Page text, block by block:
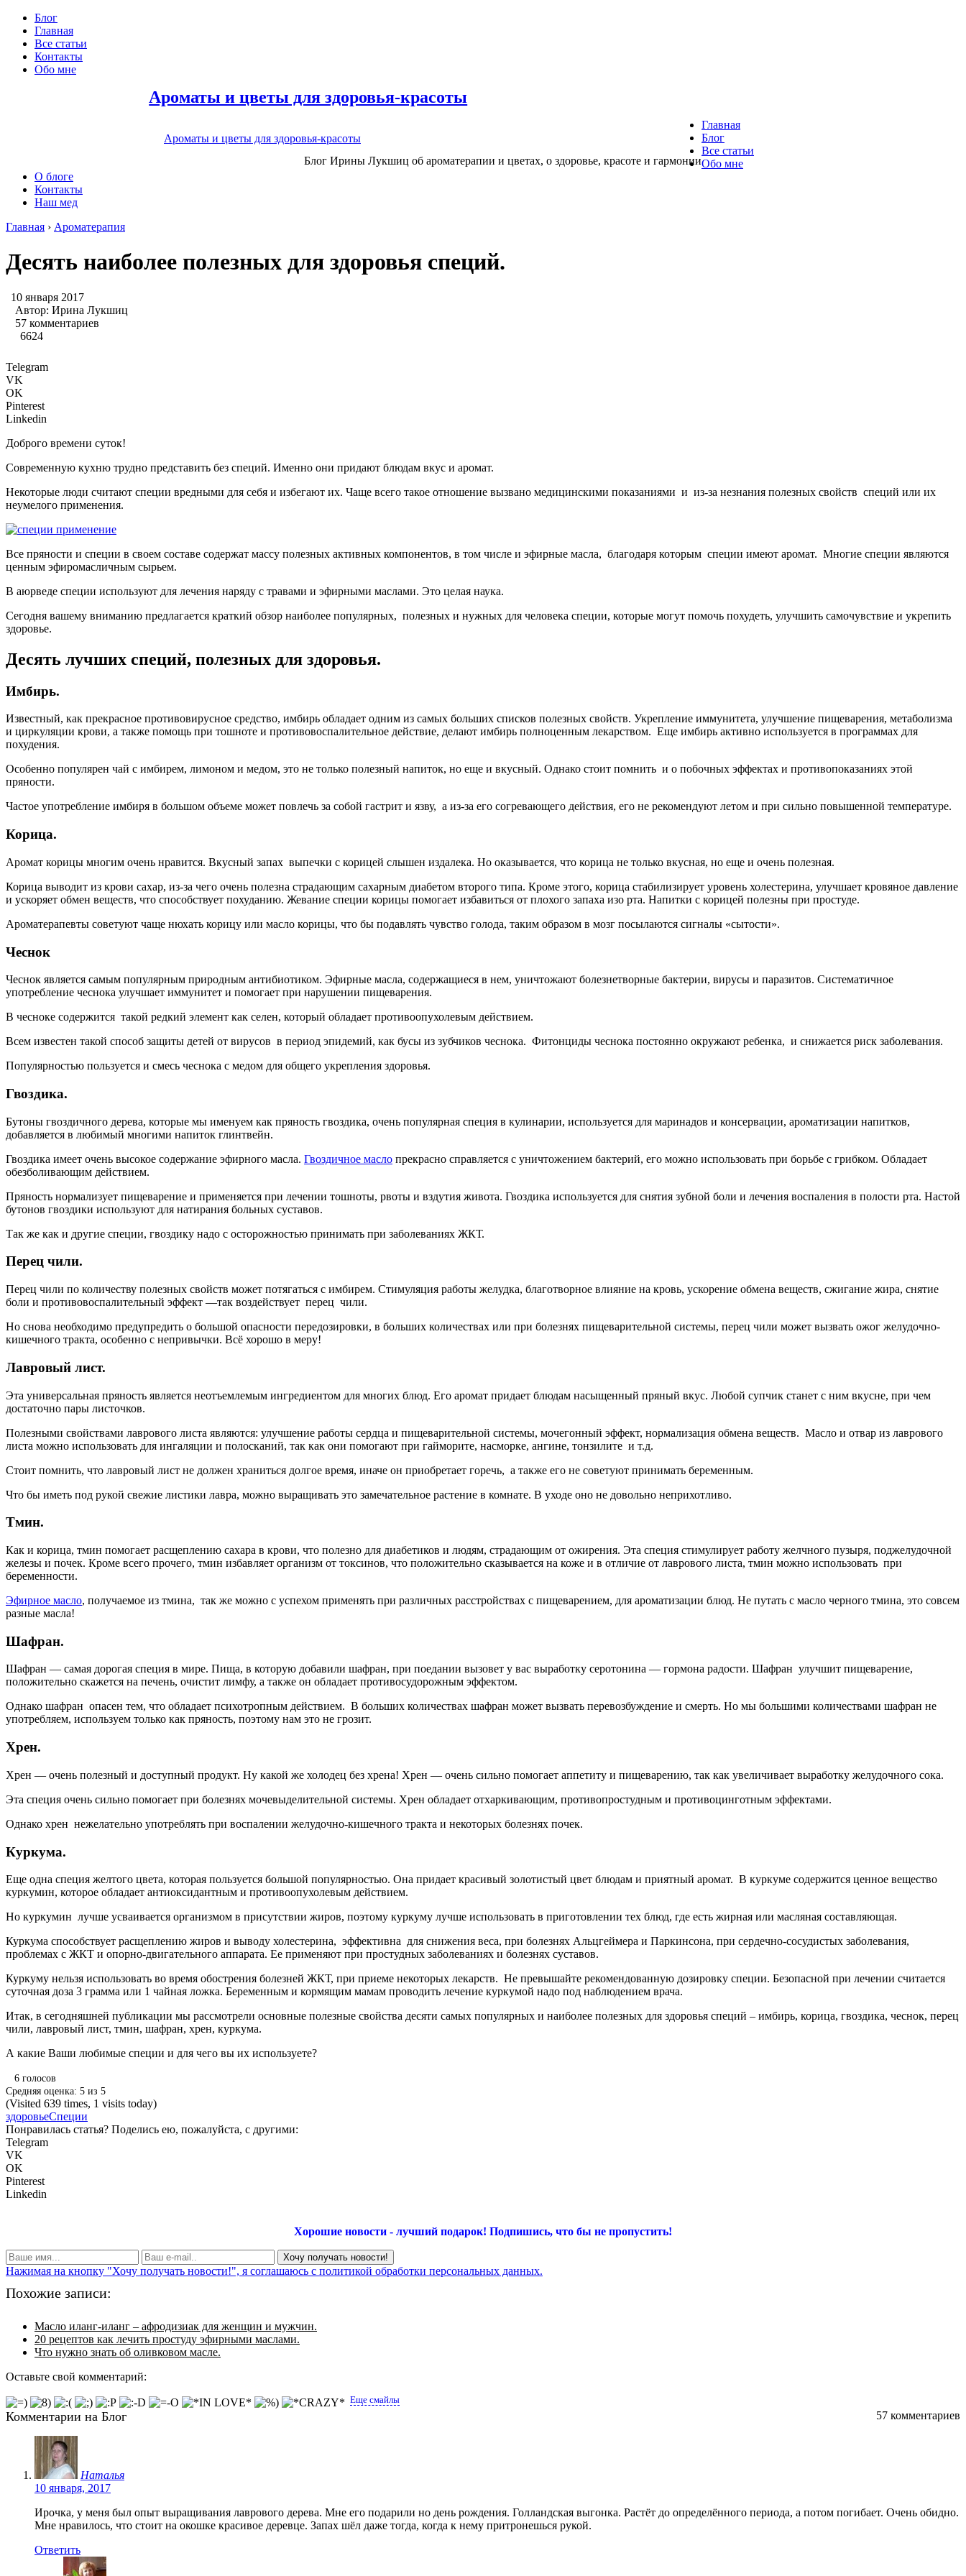
Блог
Главная
Все статьи
Контакты
Обо мне
Ароматы и цветы для здоровья-красоты
Ароматы и цветы для здоровья-красоты
Блог Ирины Лукшиц об ароматерапии и цветах, о здоровье, красоте и гармонии
Главная
Блог
Все статьи
Обо мне
О блоге
Контакты
Наш мед
Главная › Ароматерапия
Десять наиболее полезных для здоровья специй.
10 января 2017
Автор: Ирина Лукшиц
57 комментариев
6624
Telegram
VK
OK
Pinterest
Linkedin
Доброго времени суток!
Современную кухню трудно представить без специй. Именно они придают блюдам вкус и аромат.
Некоторые люди считают специи вредными для себя и избегают их. Чаще всего такое отношение вызвано медицинскими показаниями и из-за незнания полезных свойств специй или их
неумелого применения.
Все пряности и специи в своем составе содержат массу полезных активных компонентов, в том числе и эфирные масла, благодаря которым специи имеют аромат. Многие специи являются
ценным эфиромасличным сырьем.
В аюрведе специи используют для лечения наряду с травами и эфирными маслами. Это целая наука.
Сегодня вашему вниманию предлагается краткий обзор наиболее популярных, полезных и нужных для человека специи, которые могут помочь похудеть, улучшить самочувствие и укрепить
здоровье.
Десять лучших специй, полезных для здоровья.
Имбирь.
Известный, как прекрасное противовирусное средство, имбирь обладает одним из самых больших списков полезных свойств. Укрепление иммунитета, улучшение пищеварения, метаболизма
и циркуляции крови, а также помощь при тошноте и противовоспалительное действие, делают имбирь полноценным лекарством. Еще имбирь активно используется в программах для
похудения.
Особенно популярен чай с имбирем, лимоном и медом, это не только полезный напиток, но еще и вкусный. Однако стоит помнить и о побочных эффектах и противопоказаниях этой
пряности.
Частое употребление имбиря в большом объеме может повлечь за собой гастрит и язву, а из-за его согревающего действия, его не рекомендуют летом и при сильно повышенной температуре.
Корица.
Аромат корицы многим очень нравится. Вкусный запах выпечки с корицей слышен издалека. Но оказывается, что корица не только вкусная, но еще и очень полезная.
Корица выводит из крови сахар, из-за чего очень полезна страдающим сахарным диабетом второго типа. Кроме этого, корица стабилизирует уровень холестерина, улучшает кровяное давление
и ускоряет обмен веществ, что способствует похуданию. Жевание специи корицы помогает избавиться от плохого запаха изо рта. Напитки с корицей полезны при простуде.
Ароматерапевты советуют чаще нюхать корицу или масло корицы, что бы подавлять чувство голода, таким образом в мозг посылаются сигналы «сытости».
Чеснок
Чеснок является самым популярным природным антибиотиком. Эфирные масла, содержащиеся в нем, уничтожают болезнетворные бактерии, вирусы и паразитов. Систематичное
употребление чеснока улучшает иммунитет и помогает при нарушении пищеварения.
В чесноке содержится такой редкий элемент как селен, который обладает противоопухолевым действием.
Всем известен такой способ защиты детей от вирусов в период эпидемий, как бусы из зубчиков чеснока. Фитонциды чеснока постоянно окружают ребенка, и снижается риск заболевания.
Популярностью пользуется и смесь чеснока с медом для общего укрепления здоровья.
Гвоздика.
Бутоны гвоздичного дерева, которые мы именуем как пряность гвоздика, очень популярная специя в кулинарии, используется для маринадов и консервации, ароматизации напитков,
добавляется в любимый многими напиток глинтвейн.
Гвоздика имеет очень высокое содержание эфирного масла. Гвоздичное масло прекрасно справляется с уничтожением бактерий, его можно использовать при борьбе с грибком. Обладает
обезболивающим действием.
Пряность нормализует пищеварение и применяется при лечении тошноты, рвоты и вздутия живота. Гвоздика используется для снятия зубной боли и лечения воспаления в полости рта. Настой
бутонов гвоздики используют для натирания больных суставов.
Так же как и другие специи, гвоздику надо с осторожностью принимать при заболеваниях ЖКТ.
Перец чили.
Перец чили по количеству полезных свойств может потягаться с имбирем. Стимуляция работы желудка, благотворное влияние на кровь, ускорение обмена веществ, сжигание жира, снятие
боли и противовоспалительный эффект —так воздействует перец чили.
Но снова необходимо предупредить о большой опасности передозировки, в больших количествах или при болезнях пищеварительной системы, перец чили может вызвать ожог желудочно-
кишечного тракта, особенно с непривычки. Всё хорошо в меру!
Лавровый лист.
Эта универсальная пряность является неотъемлемым ингредиентом для многих блюд. Его аромат придает блюдам насыщенный пряный вкус. Любой супчик станет с ним вкусне, при чем
достаточно пары листочков.
Полезными свойствами лаврового листа являются: улучшение работы сердца и пищеварительной системы, мочегонный эффект, нормализация обмена веществ. Масло и отвар из лаврового
листа можно использовать для ингаляции и полосканий, так как они помогают при гайморите, насморке, ангине, тонзилите и т.д.
Стоит помнить, что лавровый лист не должен храниться долгое время, иначе он приобретает горечь, а также его не советуют принимать беременным.
Что бы иметь под рукой свежие листики лавра, можно выращивать это замечательное растение в комнате. В уходе оно не довольно неприхотливо.
Тмин.
Как и корица, тмин помогает расщеплению сахара в крови, что полезно для диабетиков и людям, страдающим от ожирения. Эта специя стимулирует работу желчного пузыря, поджелудочной
железы и почек. Кроме всего прочего, тмин избавляет организм от токсинов, что положительно сказывается на коже и в отличие от лаврового листа, тмин можно использовать при
беременности.
Эфирное масло, получаемое из тмина, так же можно с успехом применять при различных расстройствах с пищеварением, для ароматизации блюд. Не путать с масло черного тмина, это совсем
разные масла!
Шафран.
Шафран — самая дорогая специя в мире. Пища, в которую добавили шафран, при поедании вызовет у вас выработку серотонина — гормона радости. Шафран улучшит пищеварение,
положительно скажется на печень, очистит лимфу, а также он обладает противосудорожным эффектом.
Однако шафран опасен тем, что обладает психотропным действием. В больших количествах шафран может вызвать перевозбуждение и смерть. Но мы большими количествами шафран не
употребляем, используем только как пряность, поэтому нам это не грозит.
Хрен.
Хрен — очень полезный и доступный продукт. Ну какой же холодец без хрена! Хрен — очень сильно помогает аппетиту и пищеварению, так как увеличивает выработку желудочного сока.
Эта специя очень сильно помогает при болезнях мочевыделительной системы. Хрен обладает отхаркивающим, противопростудным и противоцинготным эффектами.
Однако хрен нежелательно употреблять при воспалении желудочно-кишечного тракта и некоторых болезнях почек.
Куркума.
Еще одна специя желтого цвета, которая пользуется большой популярностью. Она придает красивый золотистый цвет блюдам и приятный аромат. В куркуме содержится ценное вещество
куркумин, которое обладает антиоксидантным и противоопухолевым действием.
Но куркумин лучше усваивается организмом в присутствии жиров, поэтому куркуму лучше использовать в приготовлении тех блюд, где есть жирная или масляная составляющая.
Куркума способствует расщеплению жиров и выводу холестерина, эффективна для снижения веса, при болезнях Альцгеймера и Паркинсона, при сердечно-сосудистых заболевания,
проблемах с ЖКТ и опорно-двигательного аппарата. Ее применяют при простудных заболеваниях и болезнях суставов.
Куркуму нельзя использовать во время обострения болезней ЖКТ, при приеме некоторых лекарств. Не превышайте рекомендованную дозировку специи. Безопасной при лечении считается
суточная доза 3 грамма или 1 чайная ложка. Беременным и кормящим мамам проводить лечение куркумой надо под наблюдением врача.
Итак, в сегодняшней публикации мы рассмотрели основные полезные свойства десяти самых популярных и наиболее полезных для здоровья специй – имбирь, корица, гвоздика, чеснок, перец
чили, лавровый лист, тмин, шафран, хрен, куркума.
А какие Ваши любимые специи и для чего вы их используете?
6 голосов
Средняя оценка: 5 из 5
(Visited 639 times, 1 visits today)
здоровьеСпеции
Понравилась статья? Поделись ею, пожалуйста, с другими:
Telegram
VK
OK
Pinterest
Linkedin
Хорошие новости - лучший подарок! Подпишись, что бы не пропустить!
Нажимая на кнопку "Хочу получать новости!", я соглашаюсь с политикой обработки персональных данных.
Похожие записи:
Масло иланг-иланг – афродизиак для женщин и мужчин.
20 рецептов как лечить простуду эфирными маслами.
Что нужно знать об оливковом масле.
Оставьте свой комментарий:
Еще смайлы
Комментарии на Блог 57 комментариев
Наталья
10 января, 2017
Ирочка, у меня был опыт выращивания лаврового дерева. Мне его подарили но день рождения. Голландская выгонка. Растёт до определённого периода, а потом погибает. Очень обидно.
Мне нравилось, что стоит на окошке красивое деревце. Запах шёл даже тогда, когда к нему притронешься рукой.
Ответить